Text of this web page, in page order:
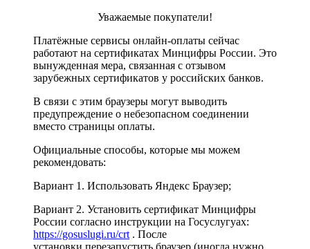
Уважаемые покупатели!
Платёжные сервисы онлайн-оплаты сейчас
работают на сертификатах Минцифры России. Это
вынужденная мера, связанная с отзывом
зарубежных сертификатов у российских банков.
В связи с этим браузеры могут выводить
предупреждение о небезопасном соединении
вместо страницы оплаты.
Официальные способы, которые мы можем
рекомендовать:
Вариант 1. Использовать Яндекс Браузер;
Вариант 2. Установить сертификат Минцифры
России согласно инструкции на Госуслугуах:
https://gosuslugi.ru/crt . После
установки перезапустить браузер (иногда нужно